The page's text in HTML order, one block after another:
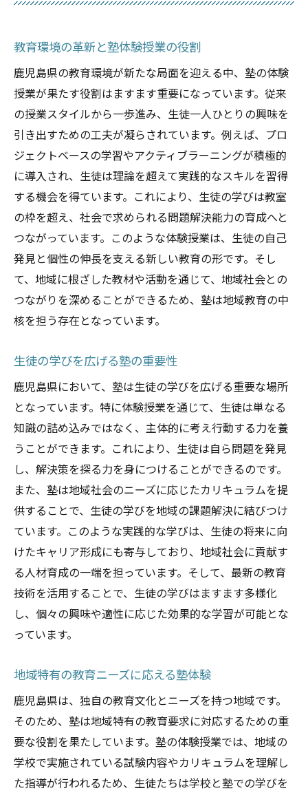
少人数制でのきめ細やかな指導
学んだことを実践に活かす力
創造的な学びを促進する体験
鹿児島県の塾体験授業が教育に与える革新の影
響
教育のパラダイムシフトを促す塾
新しい学習モデルの提案
地域教育と塾の相乗効果
柔軟な思考力の育成
テクノロジーが変える教育の形
教育の未来を先取りする塾の役割
興味を引くカリキュラムの開発
実践的な学習体験の提供
生徒参加型の授業設計
ゲームを通じた学びの醍醐味
クリエイティブなプロジェクト活用
生徒の声を反映した授業改善
鹿児島県での塾体験が生徒の学びを進化させる
個々の才能を伸ばす指導法
学力向上につながる体験の工夫
自立した学習者を育てるアプローチ
多様な学習スタイルの導入
学びの楽しさを実感するきっかけ
生徒自身の可能性を見つける場
塾体験授業が生徒に提供する学びの新たな魅力
対話を重視した授業の魅力
異文化理解を深める授業内容
コラボレーションスキルの獲得
自己表現力を高める機会
教育環境の革新と塾体験授業の役割
鹿児島県の教育環境が新たな局面を迎える中、塾の体験
授業が果たす役割はますます重要になっています。従来
の授業スタイルから一歩進み、生徒一人ひとりの興味を
引き出すための工夫が凝らされています。例えば、プロ
ジェクトベースの学習やアクティブラーニングが積極的
に導入され、生徒は理論を超えて実践的なスキルを習得
する機会を得ています。これにより、生徒の学びは教室
の枠を超え、社会で求められる問題解決能力の育成へと
つながっています。このような体験授業は、生徒の自己
発見と個性の伸長を支える新しい教育の形です。そし
て、地域に根ざした教材や活動を通じて、地域社会との
つながりを深めることができるため、塾は地域教育の中
核を担う存在となっています。
生徒の学びを広げる塾の重要性
鹿児島県において、塾は生徒の学びを広げる重要な場所
となっています。特に体験授業を通じて、生徒は単なる
知識の詰め込みではなく、主体的に考え行動する力を養
うことができます。これにより、生徒は自ら問題を発見
し、解決策を探る力を身につけることができるのです。
また、塾は地域社会のニーズに応じたカリキュラムを提
供することで、生徒の学びを地域の課題解決に結びつけ
ています。このような実践的な学びは、生徒の将来に向
けたキャリア形成にも寄与しており、地域社会に貢献す
る人材育成の一端を担っています。そして、最新の教育
技術を活用することで、生徒の学びはますます多様化
し、個々の興味や適性に応じた効果的な学習が可能とな
っています。
地域特有の教育ニーズに応える塾体験
鹿児島県は、独自の教育文化とニーズを持つ地域です。
そのため、塾は地域特有の教育要求に対応するための重
要な役割を果たしています。塾の体験授業では、地域の
学校で実施されている試験内容やカリキュラムを理解し
た指導が行われるため、生徒たちは学校と塾での学びを